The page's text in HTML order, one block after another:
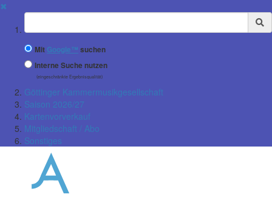
✖
Suchbegriff
Mit Google™ suchen
Interne Suche nutzen
(eingeschränkte Ergebnisqualität)
Göttinger Kammermusikgesellschaft
Saison 2026/27
Kartenvorverkauf
Mitgliedschaft / Abo
Sonstiges